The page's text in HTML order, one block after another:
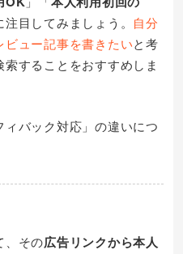
注目してみましょう。 自分
ュー記事を書きたいと考
することをおすすめしま
バック対応」の違いにつ
、その広告リンクから本人